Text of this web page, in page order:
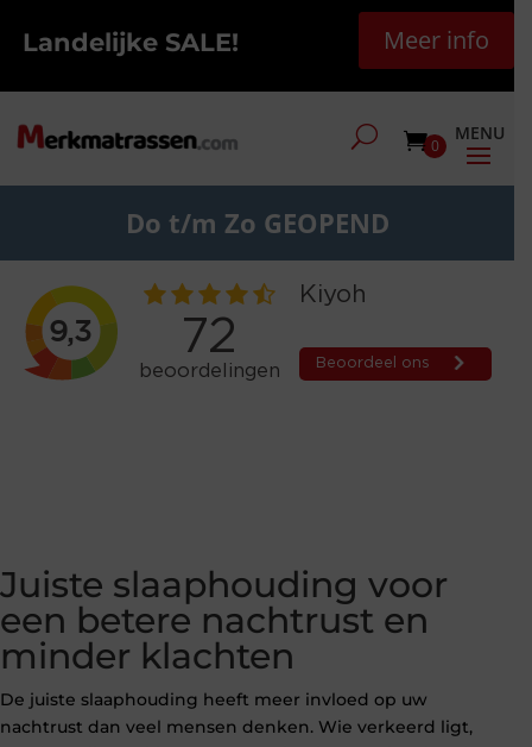
Landelijke SALE! Meer info
0
Do t/m Zo GEOPEND
Juiste slaaphouding voor
een betere nachtrust en
minder klachten
De juiste slaaphouding heeft meer invloed op uw
nachtrust dan veel mensen denken. Wie verkeerd ligt,